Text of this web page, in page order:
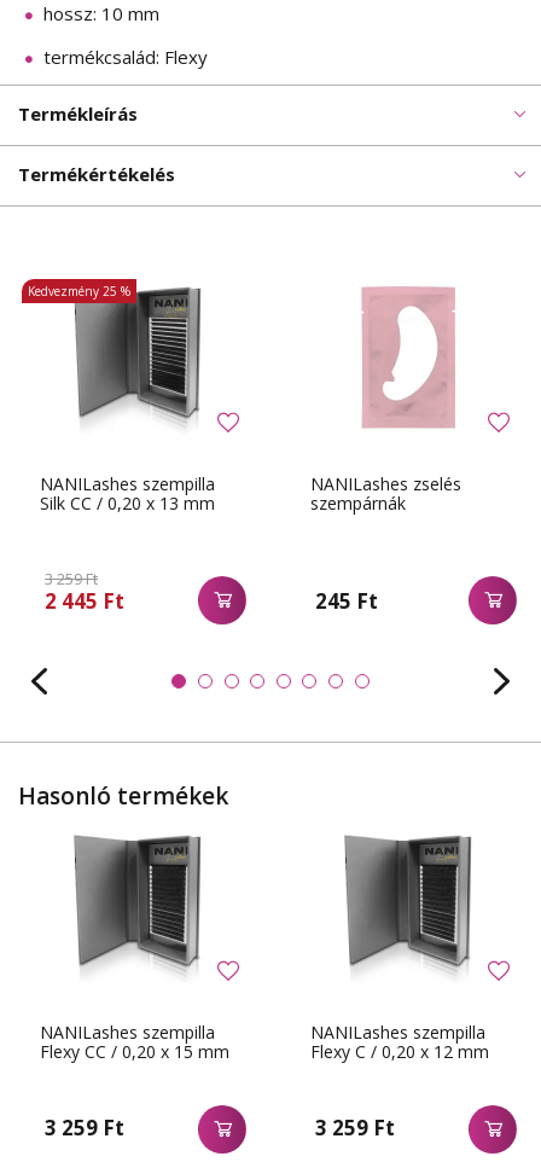
hossz: 10 mm
termékcsalád: Flexy
Termékleírás
Termékértékelés
NANILashes szempilla
Silk CC / 0,20 x 13 mm
3 259 Ft
2 445 Ft
Kedvezmény 25 %
NANILashes zselés
szempárnák
245 Ft
Hasonló termékek
NANILashes szempilla
Flexy CC / 0,20 x 15 mm
3 259 Ft
NANILashes szempilla
Flexy C / 0,20 x 12 mm
3 259 Ft